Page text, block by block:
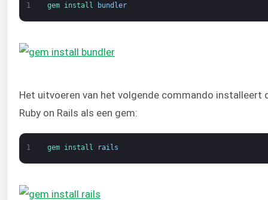
1 gem install bundler
Het uitvoeren van het volgende commando installeert
Ruby on Rails als een gem:
1 gem install rails